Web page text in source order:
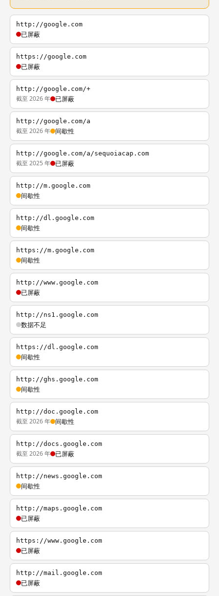
http://google.com
已屏蔽
https://google.com
已屏蔽
http://google.com/+
截至 2026 年 已屏蔽
http://google.com/a
截至 2026 年 间歇性
http://google.com/a/sequoiacap.com
截至 2025 年 已屏蔽
http://m.google.com
间歇性
http://dl.google.com
间歇性
https://m.google.com
间歇性
http://www.google.com
已屏蔽
http://ns1.google.com
数据不足
https://dl.google.com
间歇性
http://ghs.google.com
间歇性
http://doc.google.com
截至 2026 年 间歇性
http://docs.google.com
截至 2026 年 已屏蔽
http://news.google.com
间歇性
http://maps.google.com
已屏蔽
https://www.google.com
已屏蔽
http://mail.google.com
已屏蔽